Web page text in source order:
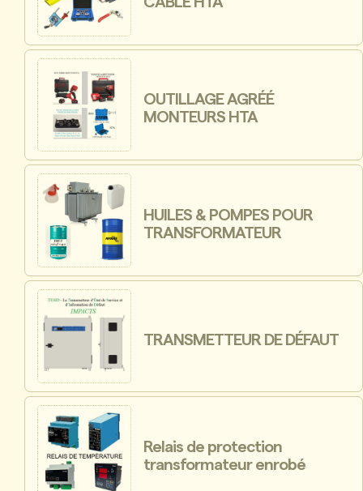
OUTILLAGE AGRÉÉ
MONTEURS HTA
HUILES & POMPES POUR
TRANSFORMATEUR
TRANSMETTEUR DE DÉFAUT
Relais de protection
transformateur enrobé